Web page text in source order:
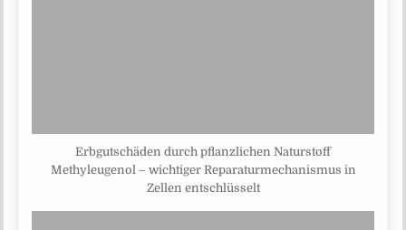
Erbgutschäden durch pflanzlichen Naturstoff
Methyleugenol – wichtiger Reparaturmechanismus in
Zellen entschlüsselt